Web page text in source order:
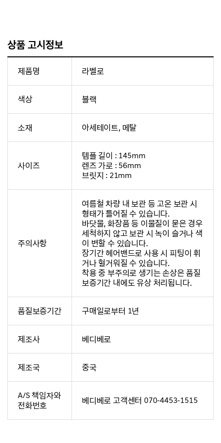
상품 고시정보
제품명 라벨로
색상 블랙
소재 아세테이트, 메탈
사이즈
템플 길이 : 145mm
렌즈 가로 : 56mm
브릿지 : 21mm
주의사항
여름철 차량 내 보관 등 고온 보관 시
형태가 틀어질 수 있습니다.
바닷물, 화장품 등 이물질이 묻은 경우
세척하지 않고 보관 시 녹이 슬거나 색
이 변할 수 있습니다.
장기간 헤어밴드로 사용 시 피팅이 휘
거나 헐거워질 수 있습니다.
착용 중 부주의로 생기는 손상은 품질
보증기간 내에도 유상 처리됩니다.
품질보증기간 구매일로부터 1년
제조사 베디베로
제조국 중국
A/S 책임자와
전화번호
베디베로 고객센터 070-4453-1515